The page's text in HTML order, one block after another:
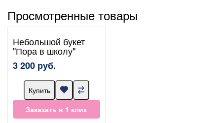
Просмотренные товары
Небольшой букет
"Пора в школу"
3 200 руб.
Купить
Заказать в 1 клик